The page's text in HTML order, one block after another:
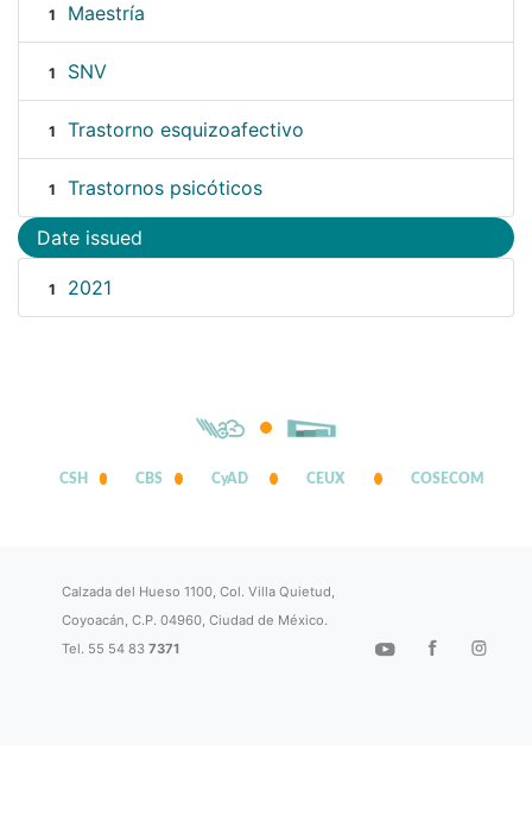
1 Maestría
1 SNV
1 Trastorno esquizoafectivo
1 Trastornos psicóticos
Date issued
1 2021
CSH CBS CyAD CEUX COSECOM
Calzada del Hueso 1100, Col. Villa Quietud,
Coyoacán, C.P. 04960, Ciudad de México.
Tel. 55 54 837371